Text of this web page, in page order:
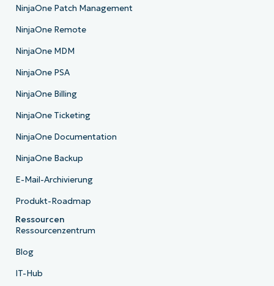
NinjaOne Patch Management
NinjaOne Remote
NinjaOne MDM
NinjaOne PSA
NinjaOne Billing
NinjaOne Ticketing
NinjaOne Documentation
NinjaOne Backup
E-Mail-Archivierung
Produkt-Roadmap
Ressourcen
Ressourcenzentrum
Blog
IT-Hub